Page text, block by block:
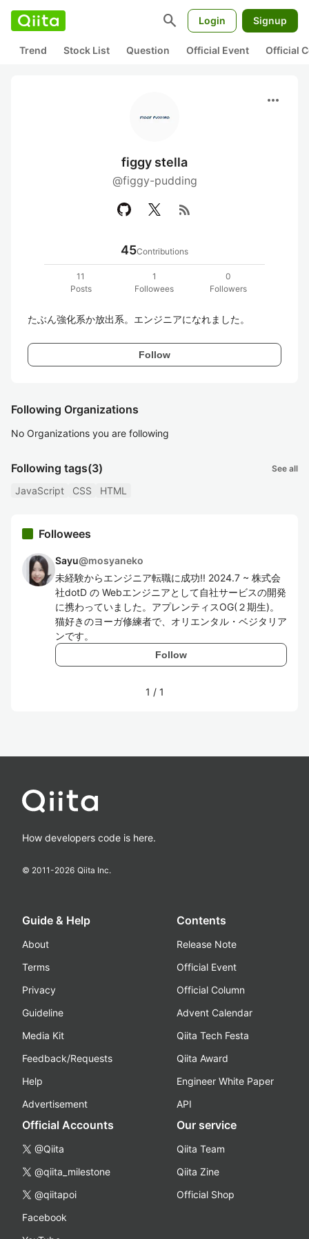
search Login Signup
Trend Stock List Question Official Event Official
more_horiz
figgy stella
@figgy-pudding
rss_feed
45Contributions
11
Posts
1
Followees
0
Followers
たぶん強化系か放出系。エンジニアになれました。
Follow
Following Organizations
No Organizations you are following
Following tags(3) See all
JavaScript CSS HTML
Followees
Sayu@mosyaneko
未経験からエンジニア転職に成功!! 2024.7 ~ 株式会
社dotD の Webエンジニアとして自社サービスの開発
に携わっていました。アプレンティスOG(２期生)。
猫好きのヨーガ修練者で、オリエンタル・ベジタリア
ンです。
Follow
1 / 1
How developers code is here.
© 2011-2026 Qiita Inc.
Guide & Help
About
Terms
Privacy
Guideline
Media Kit
Feedback/Requests
Help
Advertisement
Contents
Release Note
Official Event
Official Column
Advent Calendar
Qiita Tech Festa
Qiita Award
Engineer White Paper
API
Official Accounts
@Qiita
@qiita_milestone
@qiitapoi
Facebook
Our service
Qiita Team
Qiita Zine
Official Shop